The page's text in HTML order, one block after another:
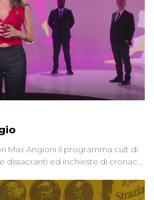
Max Angioni il programma cult di
ed inchieste di cronaca